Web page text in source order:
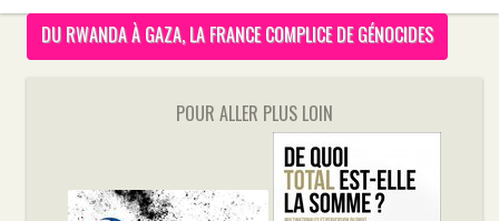
DU RWANDA À GAZA, LA FRANCE COMPLICE DE GÉNOCIDES
POUR ALLER PLUS LOIN